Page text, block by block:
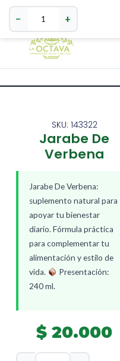
SKU: 143322
Jarabe De
Verbena
Jarabe De Verbena:
suplemento natural para
apoyar tu bienestar
diario. Fórmula práctica
para complementar tu
alimentación y estilo de
vida.
Presentación:
240 ml.
$ 20.000
Jarabe
Jarabe
De
Verbena
cantidad
− +